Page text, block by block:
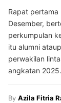
Rapat pertama
Desember,
perkumpulan
itu alumni
perwakilan
angkatan
By Azila Fitria